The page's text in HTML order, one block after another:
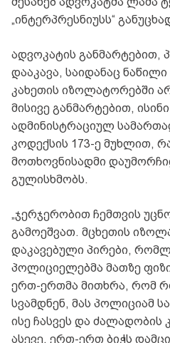
„ინტერპრესნიუსს“
ადვოკატის განმარტებით,
დააკავა, საიდანაც
კახეთის იზოლატორებში
მისივე განმარტებით,
ადმინისტრაციულ
კოდექსის 173-ე მუხლით,
მოთხოვნისადმი
გულისხმობს.
„ჯერჯერობით ჩემთვის
გამოეშვათ. მცხეთის
დაკავებული პირები,
პოლიციელებმა მათზე
ერთ-ერთმა მითხრა, რომ
სვამდნენ, მას პოლიციამ
ისე ჩასვეს და ძალადობის
ასევე, ერთ-ერთ ბიჭს